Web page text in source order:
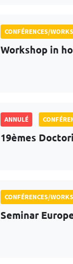
CONFÉRENCES/
Workshop in
ANNULÉ
19èmes
CONFÉRENCES/
Seminar